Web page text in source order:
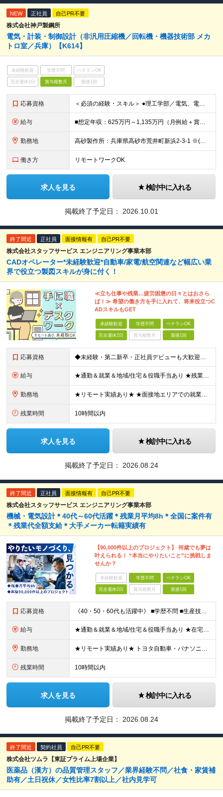
NEW 正社員 自己PR不要
株式会社神戸製鋼所
電気・計装・制御設計（非汎用圧縮機／回転機・機器技術部 メカ
トロ室／兵庫）【K614】
未経験歓迎 学歴不問 ベテランOK
完全週休2日 賞与複数月 面接1回
応募資格 ＜必須の経験・スキル＞ ●理工学部／電気、電子、情報、制御、システム学科出身の方 ●電気・計装・制御設計の業務経験をお持ちの方 ●英語にご興味をお持ちの方 ＜求める人物像＞ ・機械営業の経験がなくて
給与 ■想定年収：625万円～1,135万円（月例給＋賞与＋諸手当） ※残業手当は残業時間に応じて支給 ※試用期間2ヶ月あり（期間中の労働条件変更無）
勤務地 高砂製作所：兵庫県高砂市荒井町新浜2-3-1 ※(変更の範囲)業務の都合等により会社の定める事業所への異動を命じることがあります。
働き方 リモートワークOK
求人を見る 検討中に入れる
掲載終了予定日： 2026.10.01
終了間近 正社員 面接情報有 自己PR不要
株式会社スタッフサービス エンジニアリング事業本部
CADオペレーター*未経験歓迎*自動車/家電/航空関連など幅広い業
界で役立つ製図スキルが身に付く！
≪立ち仕事や残業…疲労困憊の日々とはおさら
ば！≫ 希望の働き方を手に入れて、将来役立つC
ADスキルもGET
未経験歓迎 学歴不問 ベテランOK
完全週休2日 賞与複数月 面接1回
応募資格 ◆未経験・第二新卒・正社員デビューも大歓迎／経験・知識ゼロでOK！ ◆学歴不問 ★人物重視 ★入社前の経験・スキルはゼロでOK CADの基本的な知識・操作経験がある方は歓迎します。 地方在住の方も
給与 ★通勤＆就業＆地域/住宅＆役職手当あり ★残業代は全額支給 ★選べる給与制度あり！ ■東京・神奈川・千葉・埼玉勤務の場合 月給24.5万円～55万円＋諸手当 （残業代は全額支給） (20,000円の
勤務地 ★リモート実績あり★ ★面接地エリアでの就業率92％以上！ 『地元で働きたい』という希望に、業界トップクラス約7,000件の取引事業所数、90,000件以上のプロジェクトから検討をいたします。 全
残業時間 10時間以内
求人を見る 検討中に入れる
掲載終了予定日： 2026.08.24
終了間近 正社員 面接情報有 自己PR不要
株式会社スタッフサービス エンジニアリング事業本部
機械・電気設計＊40代～60代活躍＊残業月平均8h＊全国に案件有
＊残業代全額支給＊大手メーカー転籍実績有
【90,000件以上のプロジェクト】 何歳でも夢は
叶えられる！ “本当にやりたいこと”に挑戦しま
せんか？
未経験歓迎 学歴不問 ベテランOK
完全週休2日 賞与複数月 面接1回
応募資格 《40・50・60代も活躍中》 ■学歴不問 ■生産技術・生産管理・品質保証・評価・設計いずれかの実務経験をお持ちの方 ▽こんな方にオススメです！▽ 「経験を活かして幅広いプロジェクトに携わりたい」
給与 ★通勤＆就業＆地域/住宅＆役職手当あり ★在宅勤務実績あり ★残業代は全額支給 ★選べる給与制度あり！ ■東京・神奈川・千葉・埼玉勤務の場合 月給24.5万円～55万円＋諸手当 （残業代は全額支給）
勤務地 ★リモート実績あり★ トヨタ自動車・パナソニック・東芝など大手メーカーでのポストも多数！ 全国の取引先での就業となります（沖縄を除く） 『地元で働きたい』という希望に、業界トップクラス約7,00
残業時間 10時間以内
求人を見る 検討中に入れる
掲載終了予定日： 2026.08.24
終了間近 契約社員 自己PR不要
株式会社ツムラ【東証プライム上場企業】
医薬品（漢方）の品質管理スタッフ／業界経験不問／社食・家賃補
助有／土日祝休／女性比率7割以上／社内見学可